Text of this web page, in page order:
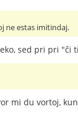
ne estas imitindaj.
sed pri pri "ĉi
mi du vortoj,